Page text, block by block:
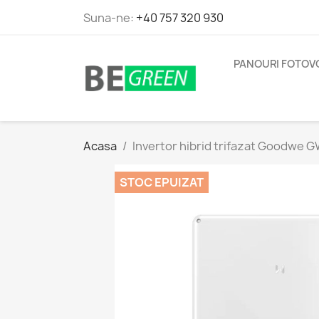
Suna-ne: +40 757 320 930
PANOURI
Acasa Invertor hibrid trifazat Goodwe
STOC EPUIZAT